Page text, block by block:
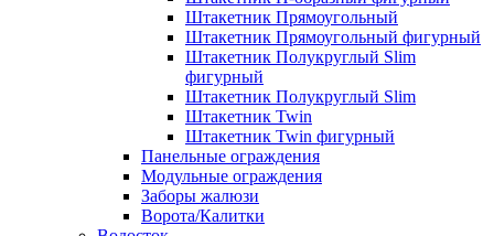
Штакетник Прямоугольный
Штакетник Прямоугольный фигурный
Штакетник Полукруглый Slim
фигурный
Штакетник Полукруглый Slim
Штакетник Twin
Штакетник Twin фигурный
Панельные ограждения
Модульные ограждения
Заборы жалюзи
Ворота/Калитки